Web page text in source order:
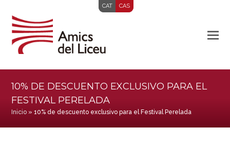
CAT CAS
10% DE DESCUENTO EXCLUSIVO PARA EL
FESTIVAL PERELADA
Inicio »10% de descuento exclusivo para el Festival Perelada